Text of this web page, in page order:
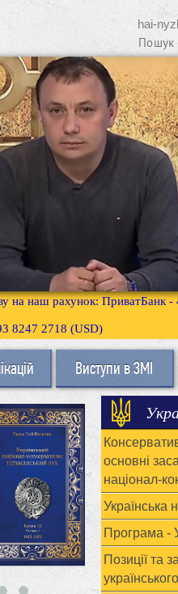
hai-
на наш рахунок: ПриватБанк
8247 2718 (USD)
Виступи в ЗМІ
основні
націонал-
Українська
Програма -
Позиції та